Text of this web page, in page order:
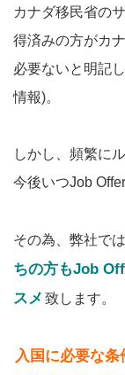
カナダ移民省の
得済みの方がカ
必要ないと明記
情報)。
しかし、頻繁に
今後いつJob
その為、弊社では
ちの方もJob
スメ 致します。
入国に必要な